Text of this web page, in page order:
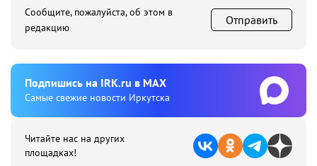
Сообщите, пожалуйста, об этом в
редакцию
Отправить
Подпишиcь на IRK.ru в MAX
Cамые свежие новости Иркутска
Читайте нас на других
площадках!